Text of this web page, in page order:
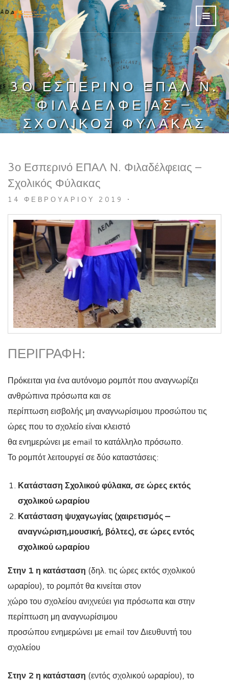
3Ο ΕΣΠΕΡΙΝΌ ΕΠΑΛ Ν.
ΦΙΛΑΔΈΛΦΕΙΑΣ –
ΣΧΟΛΙΚΌΣ ΦΎΛΑΚΑΣ
3ο Εσπερινό ΕΠΑΛ Ν. Φιλαδέλφειας –
Σχολικός Φύλακας
14 ΦΕΒΡΟΥΑΡΊΟΥ 2019 •
ΠΕΡΙΓΡΑΦΉ:
Πρόκειται για ένα αυτόνομο ρομπότ που αναγνωρίζει
ανθρώπινα πρόσωπα και σε
περίπτωση εισβολής μη αναγνωρίσιμου προσώπου τις
ώρες που το σχολείο είναι κλειστό
θα ενημερώνει με email το κατάλληλο πρόσωπο.
Το ρομπότ λειτουργεί σε δύο καταστάσεις:
Κατάσταση Σχολικού φύλακα, σε ώρες εκτός
σχολικού ωραρίου
Κατάσταση ψυχαγωγίας (χαιρετισμός –
αναγνώριση,μουσική, βόλτες), σε ώρες εντός
σχολικού ωραρίου
Στην 1 η κατάσταση (δηλ. τις ώρες εκτός σχολικού
ωραρίου), το ρομπότ θα κινείται στον
χώρο του σχολείου ανιχνεύει για πρόσωπα και στην
περίπτωση μη αναγνωρίσιμου
προσώπου ενημερώνει με email τον Διευθυντή του
σχολείου
Στην 2 η κατάσταση (εντός σχολικού ωραρίου), το